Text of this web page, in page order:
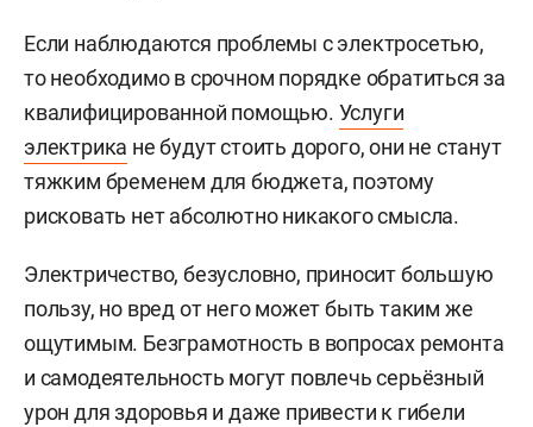
Если наблюдаются проблемы с электросетью,
то необходимо в срочном порядке обратиться за
квалифицированной помощью. Услуги
электрика не будут стоить дорого, они не станут
тяжким бременем для бюджета, поэтому
рисковать нет абсолютно никакого смысла.
Электричество, безусловно, приносит большую
пользу, но вред от него может быть таким же
ощутимым. Безграмотность в вопросах ремонта
и самодеятельность могут повлечь серьёзный
урон для здоровья и даже привести к гибели